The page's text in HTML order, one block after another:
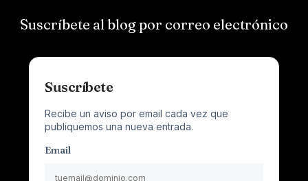
Suscríbete al blog por correo electrónico
Suscríbete
Recibe un aviso por email cada vez que
publiquemos una nueva entrada.
Email